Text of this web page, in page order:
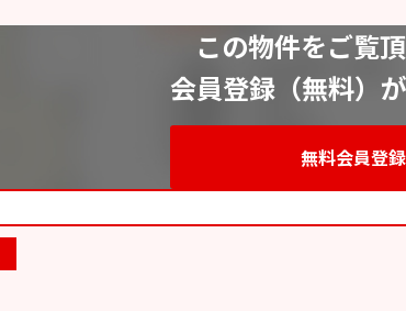
この物件をご覧頂
会員登録（無料）が
無料会員登録